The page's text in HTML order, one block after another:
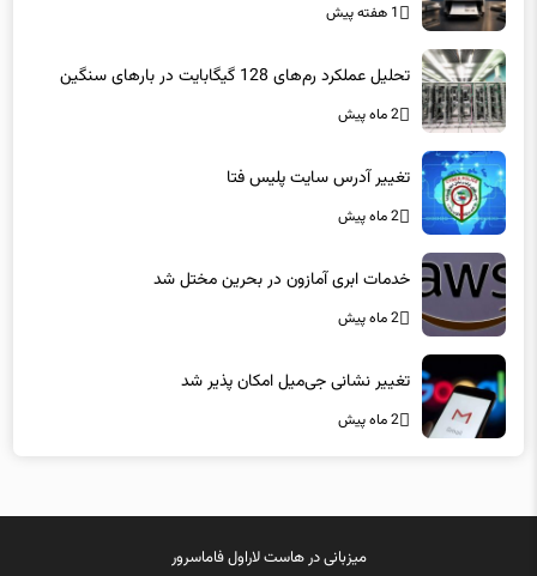
2 ماه پیش
2 ماه پیش
2 ماه پیش
2 ماه پیش
میزبانی درهاست لاراولفاماسرور